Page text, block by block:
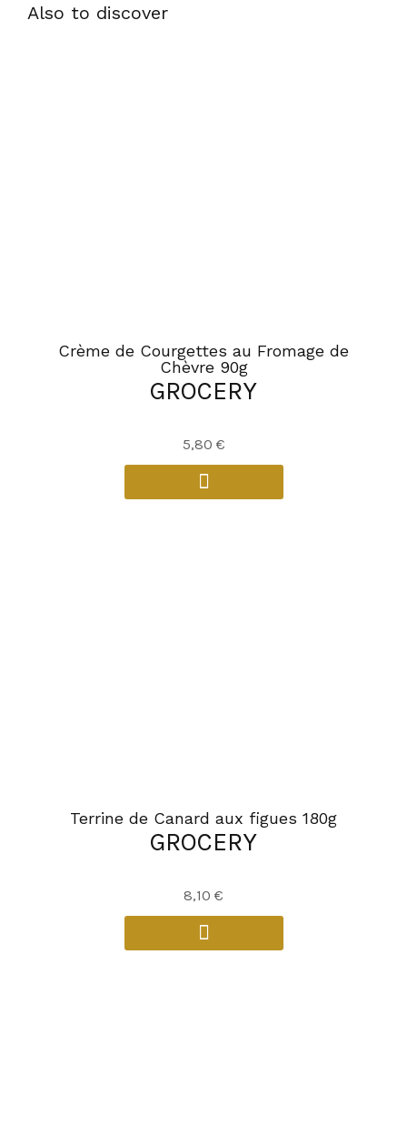
Also to discover
Crème de Courgettes au Fromage de
Chèvre 90g
GROCERY
5,80 €
Terrine de Canard aux figues 180g
GROCERY
8,10 €